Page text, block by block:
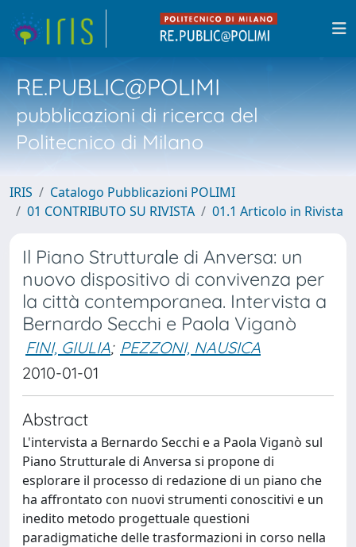
RE.PUBLIC@POLIMI
pubblicazioni di ricerca del
Politecnico di Milano
IRIS
Catalogo Pubblicazioni POLIMI
01 CONTRIBUTO SU RIVISTA
01.1 Articolo in Rivista
Il Piano Strutturale di Anversa: un
nuovo dispositivo di convivenza per
la città contemporanea. Intervista a
Bernardo Secchi e Paola Viganò
FINI, GIULIA; PEZZONI, NAUSICA
2010-01-01
Abstract
L'intervista a Bernardo Secchi e a Paola Viganò sul
Piano Strutturale di Anversa si propone di
esplorare il processo di redazione di un piano che
ha affrontato con nuovi strumenti conoscitivi e un
inedito metodo progettuale questioni
paradigmatiche delle trasformazioni in corso nella